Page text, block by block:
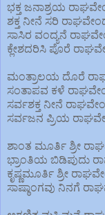
ಭಕ್ತ ಜನಾಶ್ರಯ
ಶಕ್ತ ನೀನೆ ಸರಿ
ಸಾಸಿರ ವಂದ್ಯನೆ
ಕ್ಲೇಶದರಿಸಿ ಪೊರೆ
ಮಂತ್ರಾಲಯ ದೊರೆ
ಸಂತಾಪವ ಕಳೆ
ಸರ್ವಶಕ್ತ ನೀನೆ
ಸರ್ವಜನ ಪ್ರಿಯ
ಶಾಂತ ಮೂರ್ತಿ ಶ್ರೀ
ಭ್ರಾಂತಿಯ ಬಿಡಿಪುದು
ಕೃಷ್ಣಮೂರ್ತಿ ಶ್ರೀ
ಸಾಷ್ಠಾಂಗವು ನಿನಗೆ